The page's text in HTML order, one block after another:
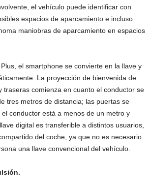
el vehículo puede identificar con
espacios de aparcamiento e incluso
maniobras de aparcamiento en espacios
el smartphone se convierte en la llave y
La proyección de bienvenida de
traseras comienza en cuanto el conductor se
tres metros de distancia; las puertas se
conductor está a menos de un metro y
digital es transferible a distintos usuarios,
del coche, ya que no es necesario
una llave convencional del vehículo.